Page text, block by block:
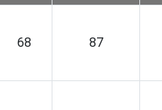
68 87